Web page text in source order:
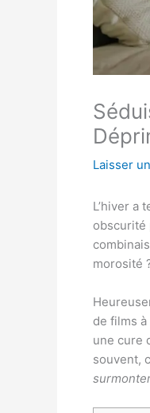
Laisser
L’hiver a
obscurité
morosité
de films
une cure
souvent,